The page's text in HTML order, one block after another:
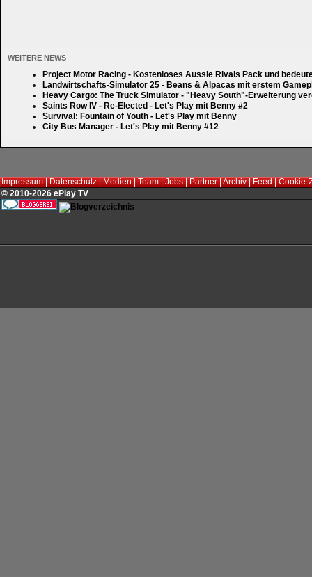
WEITERE NEWS
Project Motor Racing - Kostenloses Aussie Rivals Pack und
Landwirtschafts-Simulator 25 - Beans & Alpacas mit erstem
Heavy Cargo: The Truck Simulator - "Heavy South"-Erweiterung
Saints Row IV - Re-Elected - Let's Play mit Benny #2
Survival: Fountain of Youth - Let's Play mit Benny
City Bus Manager - Let's Play mit Benny #12
Impressum|Datenschutz|Medien|Team|Jobs|Partner|Archiv|Feed|Cookie-
© 2010-2026 ePlay TV